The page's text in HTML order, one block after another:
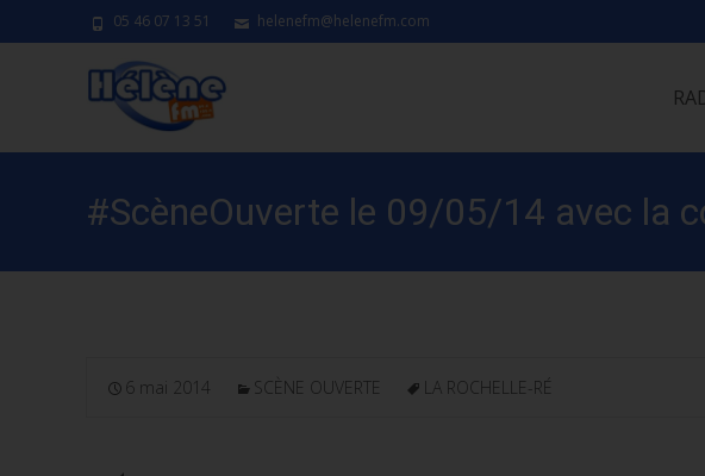
05 46 07 13 51 helenefm@helenefm.com
#ScèneOuverte le 09/05/14 avec la
6 mai 2014 SCÈNE OUVERTE LA ROCHELLE-RÉ